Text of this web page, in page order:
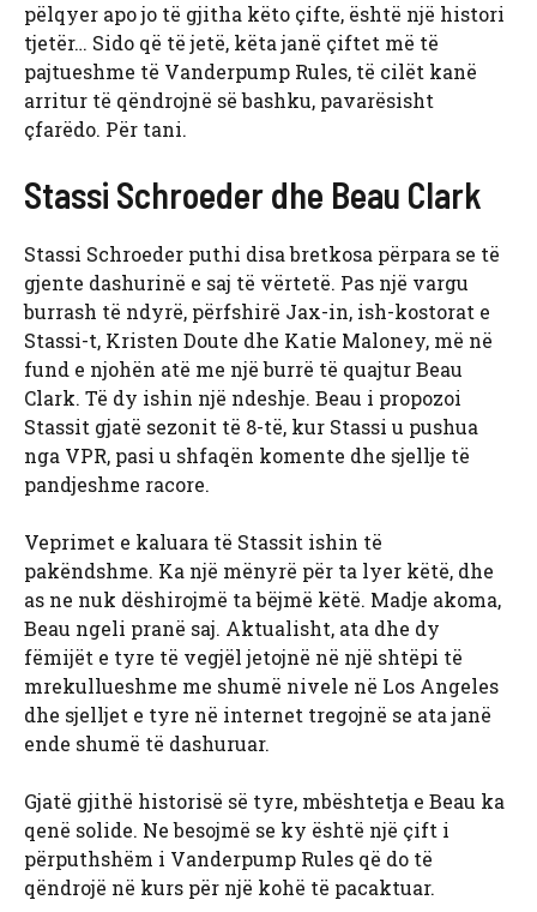
pëlqyer apo jo të gjitha këto çifte, është një histori
tjetër… Sido që të jetë, këta janë çiftet më të
pajtueshme të Vanderpump Rules, të cilët kanë
arritur të qëndrojnë së bashku, pavarësisht
çfarëdo. Për tani.
Stassi Schroeder dhe Beau Clark
Stassi Schroeder puthi disa bretkosa përpara se të
gjente dashurinë e saj të vërtetë. Pas një vargu
burrash të ndyrë, përfshirë Jax-in, ish-kostorat e
Stassi-t, Kristen Doute dhe Katie Maloney, më në
fund e njohën atë me një burrë të quajtur Beau
Clark. Të dy ishin një ndeshje. Beau i propozoi
Stassit gjatë sezonit të 8-të, kur Stassi u pushua
nga VPR, pasi u shfaqën komente dhe sjellje të
pandjeshme racore.
Veprimet e kaluara të Stassit ishin të
pakëndshme. Ka një mënyrë për ta lyer këtë, dhe
as ne nuk dëshirojmë ta bëjmë këtë. Madje akoma,
Beau ngeli pranë saj. Aktualisht, ata dhe dy
fëmijët e tyre të vegjël jetojnë në një shtëpi të
mrekullueshme me shumë nivele në Los Angeles
dhe sjelljet e tyre në internet tregojnë se ata janë
ende shumë të dashuruar.
Gjatë gjithë historisë së tyre, mbështetja e Beau ka
qenë solide. Ne besojmë se ky është një çift i
përputhshëm i Vanderpump Rules që do të
qëndrojë në kurs për një kohë të pacaktuar.